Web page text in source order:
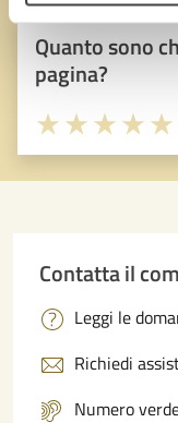
Quanto sono
pagina?
Valuta
Valuta 3
Valuta 2 stelle
Valuta 1 stelle su 5
Contatta il
Leggi le
Richiedi
Numero